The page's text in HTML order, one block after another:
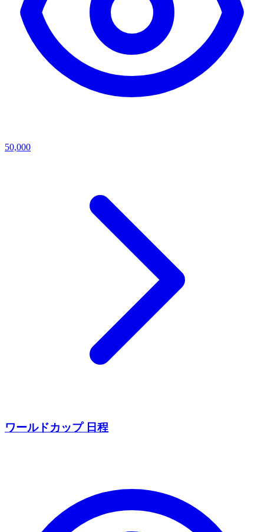
50,000
ワールドカップ 日程